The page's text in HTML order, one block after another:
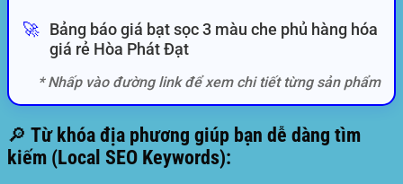
🚀
Bảng báo giá bạt sọc 3 màu che phủ hàng hóa
giá rẻ Hòa Phát Đạt
* Nhấp vào đường link để xem chi tiết từng sản phẩm
🔎 Từ khóa địa phương giúp bạn dễ dàng tìm
kiếm (Local SEO Keywords):